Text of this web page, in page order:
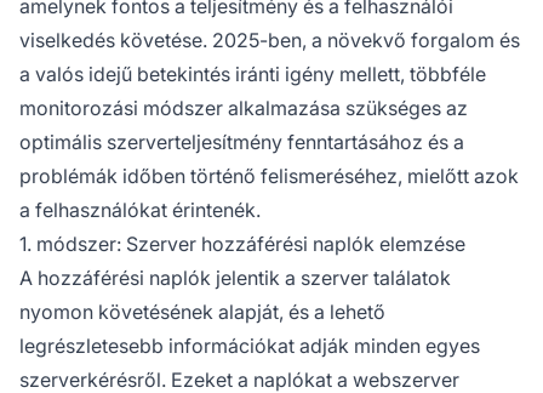
amelynek fontos a teljesítmény és a felhasználói
viselkedés követése. 2025-ben, a növekvő forgalom és
a valós idejű betekintés iránti igény mellett, többféle
monitorozási módszer alkalmazása szükséges az
optimális szerverteljesítmény fenntartásához és a
problémák időben történő felismeréséhez, mielőtt azok
a felhasználókat érintenék.
1. módszer: Szerver hozzáférési naplók elemzése
A hozzáférési naplók jelentik a szerver találatok
nyomon követésének alapját, és a lehető
legrészletesebb információkat adják minden egyes
szerverkérésről. Ezeket a naplókat a webszerver